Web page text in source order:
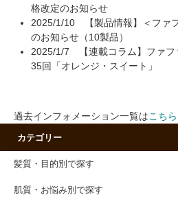
格改定のお知らせ
2025/1/10
【製品情報】＜ファ
のお知らせ（10製品）
2025/1/7
【連載コラム】ファ
35回「オレンジ・スイート」
過去インフォメーション一覧はこちら
カテゴリー
髪質・目的別で探す
肌質・お悩み別で探す